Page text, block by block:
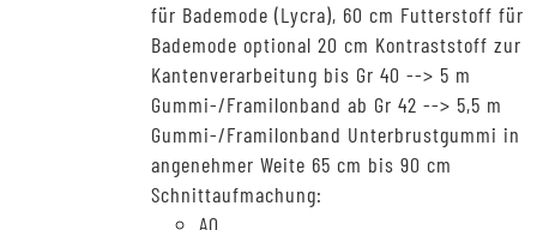
für Bademode (Lycra), 60 cm Futterstoff für
Bademode optional 20 cm Kontraststoff zur
Kantenverarbeitung bis Gr 40 --> 5 m
Gummi-/Framilonband ab Gr 42 --> 5,5 m
Gummi-/Framilonband Unterbrustgummi in
angenehmer Weite 65 cm bis 90 cm
Schnittaufmachung:
A0